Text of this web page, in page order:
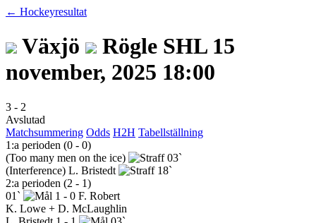
← Hockeyresultat
Växjö Rögle SHL 15
november, 2025 18:00
3 - 2
Avslutad
Matchsummering Odds H2H Tabellställning
1:a perioden (0 - 0)
(Too many men on the ice)
03`
(Interference) L. Bristedt
18`
2:a perioden (2 - 1)
01`
1 - 0 F. Robert
K. Lowe + D. McLaughlin